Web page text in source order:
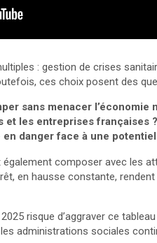
: gestion de crises
ces choix posent des
sans menacer l’économie
et les entreprises françaises ?
en danger face à une
également composer avec les
en hausse constante,
risque d’aggraver ce
administrations sociales